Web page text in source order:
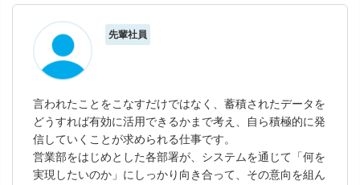
先輩社員
言われたことをこなすだけではなく、蓄積されたデータを
どうすれば有効に活用できるかまで考え、自ら積極的に発
信していくことが求められる仕事です。
営業部をはじめとした各部署が、システムを通じて「何を
実現したいのか」にしっかり向き合って、その意向を組ん